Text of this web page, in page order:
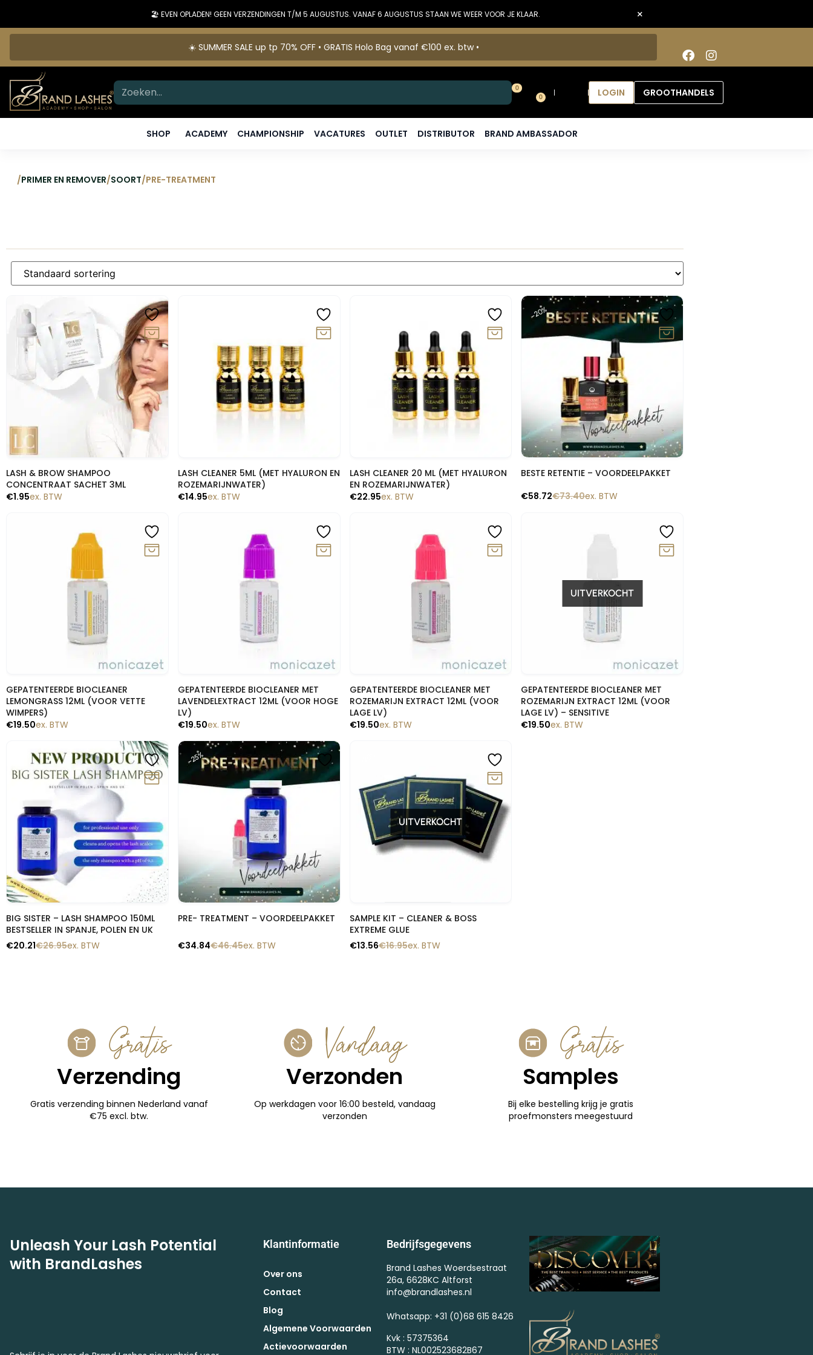
🏖️ EVEN OPLADEN! GEEN VERZENDINGEN T/M 5 AUGUSTUS. VANAF 6 AUGUSTUS STAAN WE WEER VOOR JE KLAAR. ×
☀️ SUMMER SALE up tp 70% OFF • GRATIS Holo Bag vanaf €100 ex. btw •
0
0
LOGIN GROOTHANDELS
SHOP ACADEMY CHAMPIONSHIP VACATURES OUTLET DISTRIBUTOR BRAND AMBASSADOR
/PRIMER EN REMOVER/SOORT/PRE-TREATMENT
LASH & BROW SHAMPOO
CONCENTRAAT SACHET 3ML
€1.95ex. BTW
Snelle blik
LASH CLEANER 5ML (MET HYALURON EN
ROZEMARIJNWATER)
€14.95ex. BTW
Snelle blik
LASH CLEANER 20 ML (MET HYALURON
EN ROZEMARIJNWATER)
€22.95ex. BTW
-20%
BESTE RETENTIE – VOORDEELPAKKET
€73.40
€58.72 ex. BTW
Snelle blik
GEPATENTEERDE BIOCLEANER
LEMONGRASS 12ML (VOOR VETTE
WIMPERS)
€19.50ex. BTW
Snelle blik
GEPATENTEERDE BIOCLEANER MET
LAVENDELEXTRACT 12ML (VOOR HOGE
LV)
€19.50ex. BTW
Snelle blik
GEPATENTEERDE BIOCLEANER MET
ROZEMARIJN EXTRACT 12ML (VOOR
LAGE LV)
€19.50ex. BTW
UITVERKOCHT
Snelle blik
GEPATENTEERDE BIOCLEANER MET
ROZEMARIJN EXTRACT 12ML (VOOR
LAGE LV) – SENSITIVE
€19.50ex. BTW
-25%
Snelle blik
BIG SISTER – LASH SHAMPOO 150ML
BESTSELLER IN SPANJE, POLEN EN UK
€26.95
€20.21 ex. BTW
-25%
Snelle blik
PRE- TREATMENT – VOORDEELPAKKET
€46.45
€34.84 ex. BTW
UITVERKOCHT
Snelle blik
SAMPLE KIT – CLEANER & BOSS
EXTREME GLUE
€16.95
€13.56 ex. BTW
Gratis
Verzending
Gratis verzending binnen Nederland vanaf
€75 excl. btw.
Vandaag
Verzonden
Op werkdagen voor 16:00 besteld, vandaag
verzonden
Gratis
Samples
Bij elke bestelling krijg je gratis
proefmonsters meegestuurd
Unleash Your Lash Potential
with BrandLashes
Klantinformatie
Over ons
Contact
Blog
Algemene Voorwaarden
Actievoorwaarden
Bedrijfsgegevens
Brand Lashes Woerdsestraat
26a, 6628KC Altforst
info@brandlashes.nl
Whatsapp: +31 (0)68 615 8426
Kvk : 57375364
BTW : NL002523682B67